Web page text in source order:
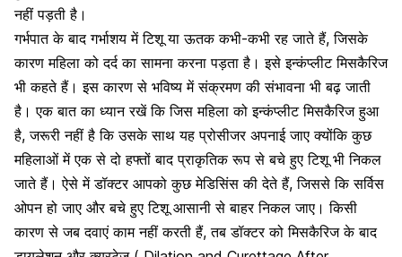
नहीं पड़ती है।
गर्भपात के बाद गर्भाशय में टिशू या ऊतक कभी-कभी रह जाते हैं, जिसके
कारण महिला को दर्द का सामना करना पड़ता है। इसे इन्कंप्लीट मिसकैरिज
भी कहते हैं। इस कारण से भविष्य में संक्रमण की संभावना भी बढ़ जाती
है। एक बात का ध्यान रखें कि जिस महिला को इन्कंप्लीट मिसकैरिज हुआ
है, जरूरी नहीं है कि उसके साथ यह प्रोसीजर अपनाई जाए क्योंकि कुछ
महिलाओं में एक से दो हफ्तों बाद प्राकृतिक रूप से बचे हुए टिशू भी निकल
जाते हैं। ऐसे में डॉक्टर आपको कुछ मेडिसिंस की देते हैं, जिससे कि सर्विस
ओपन हो जाए और बचे हुए टिशू आसानी से बाहर निकल जाए। किसी
कारण से जब दवाएं काम नहीं करती हैं, तब डॉक्टर को मिसकैरिज के बाद